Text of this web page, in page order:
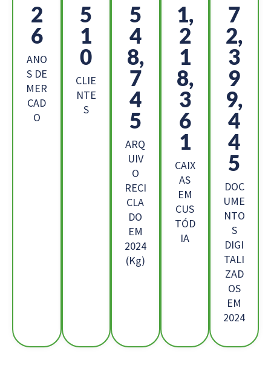
2
6
ANO
S DE
MER
CAD
O
5
1
0
CLIE
NTE
S
5
4
8,
7
4
5
ARQ
UIV
O
RECI
CLA
DO
EM
2024
(Kg)
1,
2
1
8,
3
6
1
CAIX
AS
EM
CUS
TÓD
IA
7
2,
3
9
9,
4
4
5
DOC
UME
NTO
S
DIGI
TALI
ZAD
OS
EM
2024